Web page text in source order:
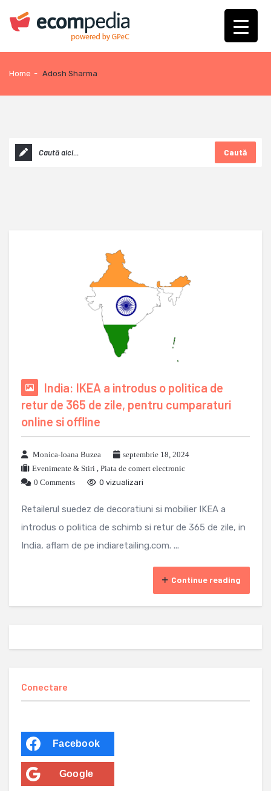
Home - Adosh Sharma
Caută
India: IKEA a introdus o politica de
retur de 365 de zile, pentru cumparaturi
online si offline
Monica-Ioana Buzea
septembrie 18, 2024
Evenimente & Stiri , Piata de comert electronic
0 Comments
0 vizualizari
Retailerul suedez de decoratiuni si mobilier IKEA a
introdus o politica de schimb si retur de 365 de zile, in
India, aflam de pe indiaretailing.com. ...
Continue reading
Conectare
Facebook
Google